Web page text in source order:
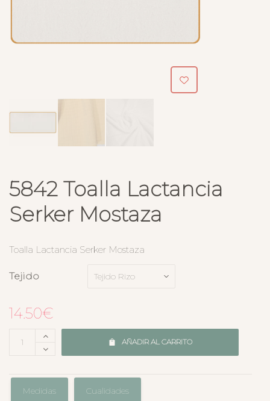
5842 Toalla Lactancia
Serker Mostaza
Toalla Lactancia Serker Mostaza
Tejido
14.50€
AÑADIR AL CARRITO
Medidas Cualidades